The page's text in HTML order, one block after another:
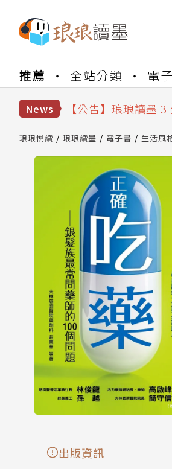
推薦 全站分類 電
News
【公告】琅琅讀墨
【公告】琅琅讀墨
【公告】琅琅讀墨
琅琅悅讀 琅琅讀墨 電子書 生活風
出版資訊